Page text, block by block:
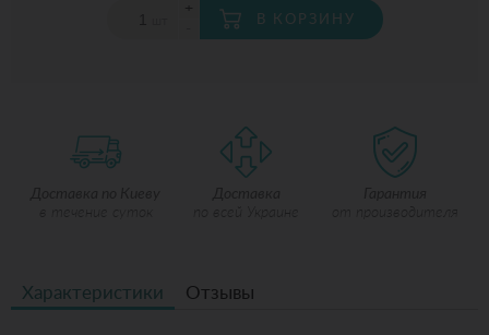
+
В КОРЗИНУ
Характеристики Отзывы